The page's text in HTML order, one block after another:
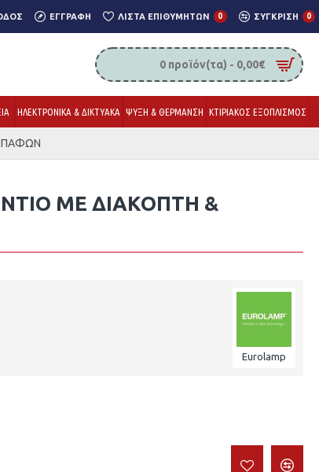
ΕΓΓΡΑΦΉ ΛΊΣΤΑ ΕΠΙΘΥΜΗΤΏΝ 0 ΣΎΓΚΡΙΣΗ 0
0 προϊόν(τα) - 0,00€
ΗΛΕΚΤΡΟΝΙΚΑ & ΔΙΚΤΥΑΚΑ ΨΥΞΗ & ΘΕΡΜΑΝΣΗ ΚΤΙΡΙΑΚΟΣ ΕΞΟΠΛΙΣΜΟΣ
ΜΕ ΔΙΑΚΟΠΤΗ &
Eurolamp